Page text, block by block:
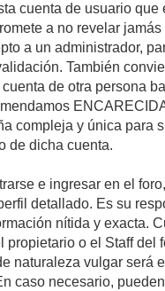
cuenta de usuario que
a no revelar
a un administrador,
También
de otra persona
compleja y única para
de dicha cuenta.
e ingresar en el
detallado. Es su
nítida y exacta.
propietario o el Staff del
naturaleza vulgar será
caso necesario,